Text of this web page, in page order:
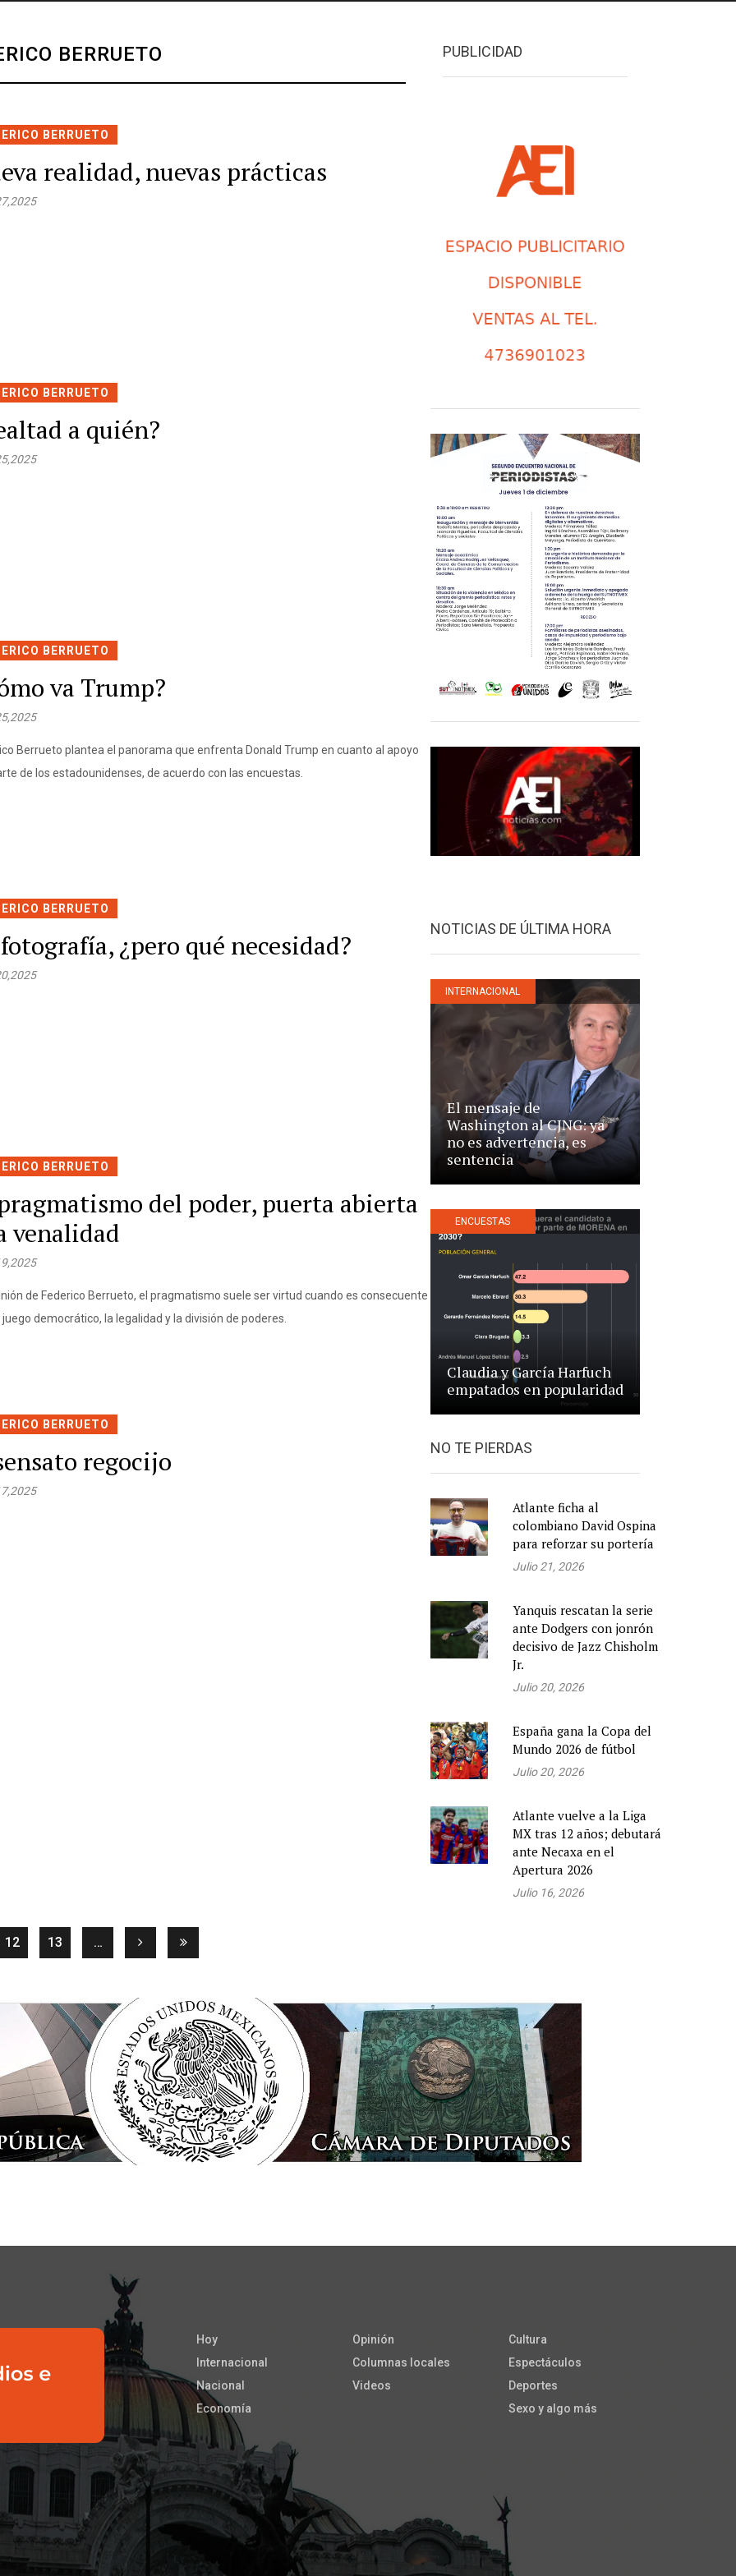
BERRUETO
BERRUETO
realidad, nuevas prácticas
BERRUETO
a quién?
BERRUETO
va Trump?
Berrueto plantea el panorama que enfrenta Donald Trump en cuanto al apoyo
de los estadounidenses, de acuerdo con las encuestas.
BERRUETO
¿pero qué necesidad?
BERRUETO
del poder, puerta abierta
venalidad
de Federico Berrueto, el pragmatismo suele ser virtud cuando es consecuente
juego democrático, la legalidad y la división de poderes.
BERRUETO
regocijo
PUBLICIDAD
NOTICIAS DE ÚLTIMA HORA
INTERNACIONAL
El mensaje de
Washington al CJNG: ya
no es advertencia, es
sentencia
ENCUESTAS
Claudia y García Harfuch
empatados en popularidad
NO TE PIERDAS
Atlante ficha al
colombiano David Ospina
para reforzar su portería
Julio 21, 2026
Yanquis rescatan la serie
ante Dodgers con jonrón
decisivo de Jazz Chisholm
Jr.
Julio 20, 2026
España gana la Copa del
Mundo 2026 de fútbol
Julio 20, 2026
Atlante vuelve a la Liga
MX tras 12 años; debutará
ante Necaxa en el
Apertura 2026
Julio 16, 2026
12 13 …
Hoy
Internacional
Nacional
Economía
Opinión
Columnas locales
Videos
Cultura
Espectáculos
Deportes
Sexo y algo más